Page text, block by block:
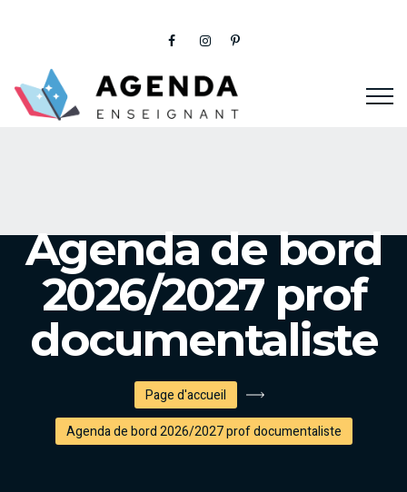
Agenda de bord
2026/2027 prof
documentaliste
Page d'accueil
Agenda de bord 2026/2027 prof documentaliste